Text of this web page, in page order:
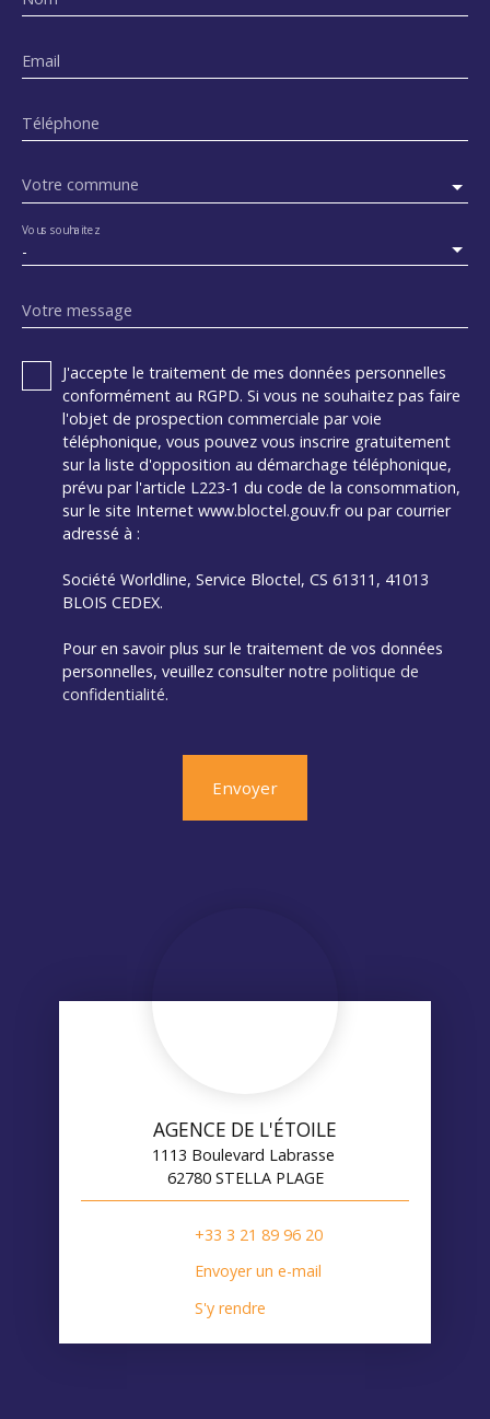
Email
Téléphone
Votre commune
-
Vous souhaitez
Votre message
J'accepte le traitement de mes données personnelles
conformément au RGPD. Si vous ne souhaitez pas faire
l'objet de prospection commerciale par voie
téléphonique, vous pouvez vous inscrire gratuitement
sur la liste d'opposition au démarchage téléphonique,
prévu par l'article L223-1 du code de la consommation,
sur le site Internet www.bloctel.gouv.fr ou par courrier
adressé à :
Société Worldline, Service Bloctel, CS 61311, 41013
BLOIS CEDEX.
Pour en savoir plus sur le traitement de vos données
personnelles, veuillez consulter notre politique de
confidentialité.
Envoyer
AGENCE DE L'ÉTOILE
1113 Boulevard Labrasse
62780 STELLA PLAGE
+33 3 21 89 96 20
Envoyer un e-mail
S'y rendre